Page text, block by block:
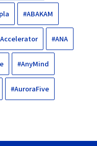
#ABAKAM
#ANA
#AnyMind
#AuroraFive